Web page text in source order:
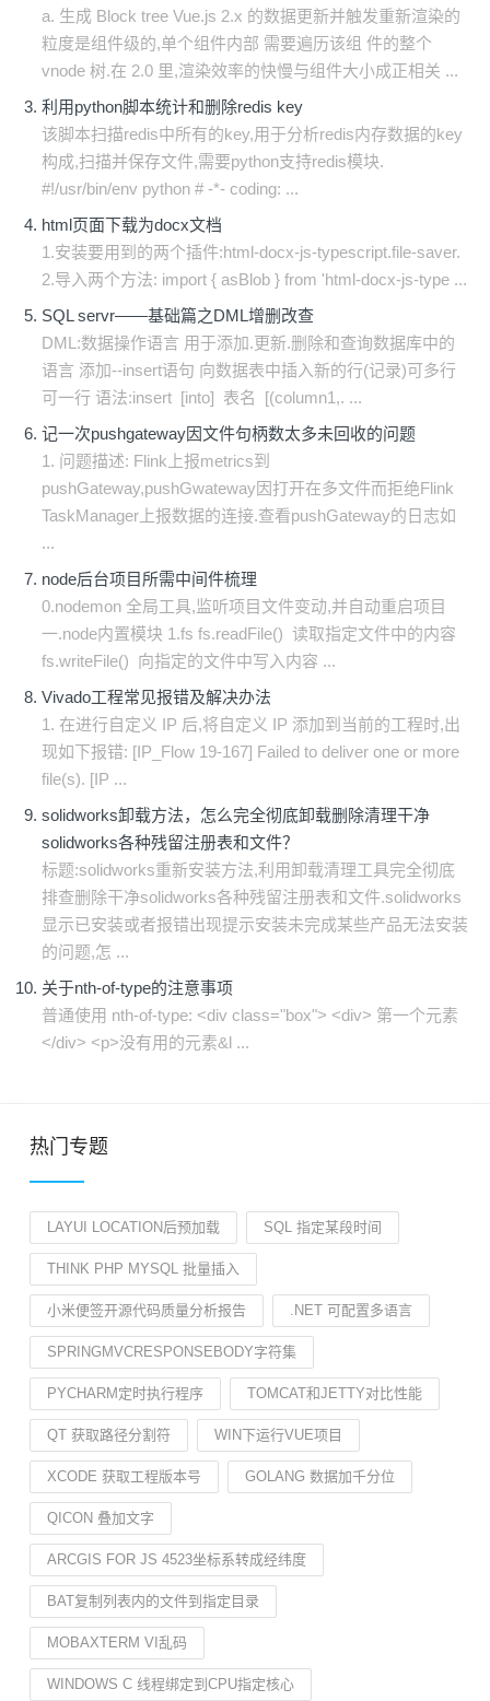
a. 生成 Block tree Vue.js 2.x 的数据更新并触发重新渲染的
粒度是组件级的,单个组件内部 需要遍历该组 件的整个
vnode 树.在 2.0 里,渲染效率的快慢与组件大小成正相关 ...
利用python脚本统计和删除redis key
该脚本扫描redis中所有的key,用于分析redis内存数据的key
构成,扫描并保存文件,需要python支持redis模块.
#!/usr/bin/env python # -*- coding: ...
html页面下载为docx文档
1.安装要用到的两个插件:html-docx-js-typescript.file-saver.
2.导入两个方法: import { asBlob } from 'html-docx-js-type ...
SQL servr——基础篇之DML增删改查
DML:数据操作语言 用于添加.更新.删除和查询数据库中的
语言 添加--insert语句 向数据表中插入新的行(记录)可多行
可一行 语法:insert [into] 表名 [(column1,. ...
记一次pushgateway因文件句柄数太多未回收的问题
1. 问题描述: Flink上报metrics到
pushGateway,pushGwateway因打开在多文件而拒绝Flink
TaskManager上报数据的连接.查看pushGateway的日志如
...
node后台项目所需中间件梳理
0.nodemon 全局工具,监听项目文件变动,并自动重启项目
一.node内置模块 1.fs fs.readFile() 读取指定文件中的内容
fs.writeFile() 向指定的文件中写入内容 ...
Vivado工程常见报错及解决办法
1. 在进行自定义 IP 后,将自定义 IP 添加到当前的工程时,出
现如下报错: [IP_Flow 19-167] Failed to deliver one or more
file(s). [IP ...
solidworks卸载方法，怎么完全彻底卸载删除清理干净
solidworks各种残留注册表和文件？
标题:solidworks重新安装方法,利用卸载清理工具完全彻底
排查删除干净solidworks各种残留注册表和文件.solidworks
显示已安装或者报错出现提示安装未完成某些产品无法安装
的问题,怎 ...
关于nth-of-type的注意事项
普通使用 nth-of-type: <div class="box"> <div> 第一个元素
</div> <p>没有用的元素&l ...
热门专题
LAYUI LOCATION后预加载 SQL 指定某段时间
THINK PHP MYSQL 批量插入
小米便签开源代码质量分析报告 .NET 可配置多语言
SPRINGMVCRESPONSEBODY字符集
PYCHARM定时执行程序 TOMCAT和JETTY对比性能
QT 获取路径分割符 WIN下运行VUE项目
XCODE 获取工程版本号 GOLANG 数据加千分位
QICON 叠加文字
ARCGIS FOR JS 4523坐标系转成经纬度
BAT复制列表内的文件到指定目录
MOBAXTERM VI乱码
WINDOWS C 线程绑定到CPU指定核心